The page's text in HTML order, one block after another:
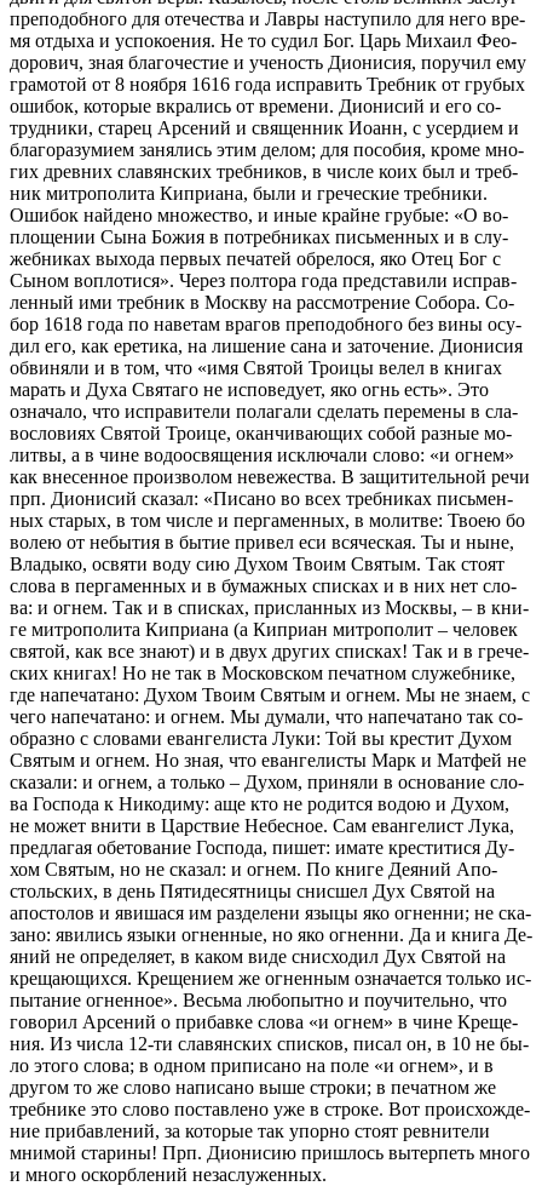
пре­по­доб­но­го для оте­че­ства и Лав­ры на­сту­пи­ло для него вре­
мя от­ды­ха и успо­ко­е­ния. Не то су­дил Бог. Царь Ми­ха­ил Фе­о­
до­ро­вич, зная бла­го­че­стие и уче­ность Ди­о­ни­сия, по­ру­чил ему
гра­мо­той от 8 но­яб­ря 1616 го­да ис­пра­вить Треб­ник от гру­бых
оши­бок, ко­то­рые вкра­лись от вре­ме­ни. Ди­о­ни­сий и его со­
труд­ни­ки, ста­рец Ар­се­ний и свя­щен­ник Иоанн, с усер­ди­ем и
бла­го­ра­зу­ми­ем за­ня­лись этим де­лом; для по­со­бия, кро­ме мно­
гих древ­них сла­вян­ских треб­ни­ков, в чис­ле ко­их был и треб­
ник мит­ро­по­ли­та Ки­при­а­на, бы­ли и гре­че­ские треб­ни­ки.
Оши­бок най­де­но мно­же­ство, и иные крайне гру­бые: «О во­
пло­ще­нии Сы­на Бо­жия в по­треб­ни­ках пись­мен­ных и в слу­
жеб­ни­ках вы­хо­да пер­вых пе­ча­тей об­ре­ло­ся, яко Отец Бог с
Сы­ном во­пло­ти­ся». Через пол­то­ра го­да пред­ста­ви­ли ис­прав­
лен­ный ими треб­ник в Моск­ву на рас­смот­ре­ние Со­бо­ра. Со­
бор 1618 го­да по на­ве­там вра­гов пре­по­доб­но­го без ви­ны осу­
дил его, как ере­ти­ка, на ли­ше­ние са­на и за­то­че­ние. Ди­о­ни­сия
об­ви­ня­ли и в том, что «имя Свя­той Тро­и­цы ве­лел в кни­гах
ма­рать и Ду­ха Свя­та­го не ис­по­ве­ду­ет, яко огнь есть». Это
озна­ча­ло, что ис­пра­ви­те­ли по­ла­га­ли сде­лать пе­ре­ме­ны в сла­
во­сло­ви­ях Свя­той Тро­и­це, окан­чи­ва­ю­щих со­бой раз­ные мо­
лит­вы, а в чине во­до­освя­ще­ния ис­клю­ча­ли сло­во: «и ог­нем»
как вне­сен­ное про­из­во­лом неве­же­ства. В за­щи­ти­тель­ной ре­чи
прп. Ди­о­ни­сий ска­зал: «Пи­са­но во всех треб­ни­ках пись­мен­
ных ста­рых, в том чис­ле и пер­га­мен­ных, в мо­лит­ве: Тво­ею бо
во­лею от небы­тия в бы­тие при­вел еси вся­че­ская. Ты и ныне,
Вла­ды­ко, освя­ти во­ду сию Ду­хом Тво­им Свя­тым. Так сто­ят
сло­ва в пер­га­мен­ных и в бу­маж­ных спис­ках и в них нет сло­
ва: и ог­нем. Так и в спис­ках, при­слан­ных из Моск­вы, – в кни­
ге мит­ро­по­ли­та Ки­при­а­на (а Ки­при­ан мит­ро­по­лит – че­ло­век
свя­той, как все зна­ют) и в двух дру­гих спис­ках! Так и в гре­че­
ских кни­гах! Но не так в Мос­ков­ском пе­чат­ном слу­жеб­ни­ке,
где на­пе­ча­та­но: Ду­хом Тво­им Свя­тым и ог­нем. Мы не зна­ем, с
че­го на­пе­ча­та­но: и ог­нем. Мы ду­ма­ли, что на­пе­ча­та­но так со­
об­раз­но с сло­ва­ми еван­ге­ли­ста Лу­ки: Той вы кре­стит Ду­хом
Свя­тым и ог­нем. Но зная, что еван­ге­ли­сты Марк и Мат­фей не
ска­за­ли: и ог­нем, а толь­ко – Ду­хом, при­ня­ли в ос­но­ва­ние сло­
ва Гос­по­да к Ни­ко­ди­му: аще кто не ро­дит­ся во­дою и Ду­хом,
не мо­жет вни­ти в Цар­ствие Небес­ное. Сам еван­ге­лист Лу­ка,
пред­ла­гая обе­то­ва­ние Гос­по­да, пи­шет: има­те кре­сти­ти­ся Ду­
хом Свя­тым, но не ска­зал: и ог­нем. По кни­ге Де­я­ний Апо­
столь­ских, в день Пя­ти­де­сят­ни­цы снис­шел Дух Свя­той на
апо­сто­лов и яви­ша­ся им раз­де­ле­ни язы­цы яко ог­нен­ни; не ска­
за­но: яви­лись язы­ки ог­нен­ные, но яко ог­нен­ни. Да и кни­га Де­
я­ний не опре­де­ля­ет, в ка­ком ви­де снис­хо­дил Дух Свя­той на
кре­ща­ю­щих­ся. Кре­ще­ни­ем же ог­нен­ным озна­ча­ет­ся толь­ко ис­
пы­та­ние ог­нен­ное». Весь­ма лю­бо­пыт­но и по­учи­тель­но, что
го­во­рил Ар­се­ний о при­бав­ке сло­ва «и ог­нем» в чине Кре­ще­
ния. Из чис­ла 12-ти сла­вян­ских спис­ков, пи­сал он, в 10 не бы­
ло это­го сло­ва; в од­ном при­пи­са­но на по­ле «и ог­нем», и в
дру­гом то же сло­во на­пи­са­но вы­ше стро­ки; в пе­чат­ном же
треб­ни­ке это сло­во по­став­ле­но уже в стро­ке. Вот про­ис­хож­де­
ние при­бав­ле­ний, за ко­то­рые так упор­но сто­ят рев­ни­те­ли
мни­мой ста­ри­ны! Прп. Ди­о­ни­сию при­шлось вы­тер­петь мно­го
и мно­го оскорб­ле­ний неза­слу­жен­ных.